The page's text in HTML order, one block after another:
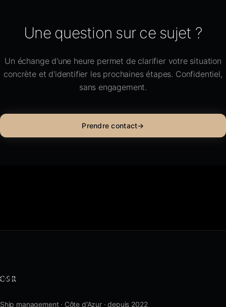
Une question sur ce sujet ?
Un échange d'une heure permet de clarifier votre situation
concrète et d'identifier les prochaines étapes. Confidentiel,
sans engagement.
Prendre contact→
Ship management · Côte d'Azur · depuis 2022